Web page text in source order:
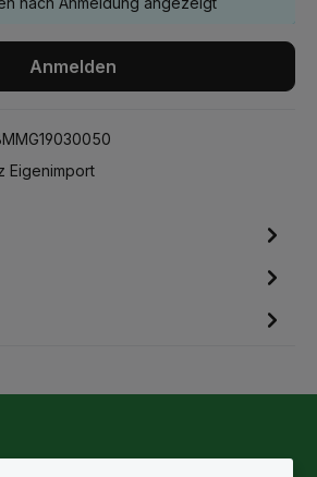
Anmelden
Eigenimport